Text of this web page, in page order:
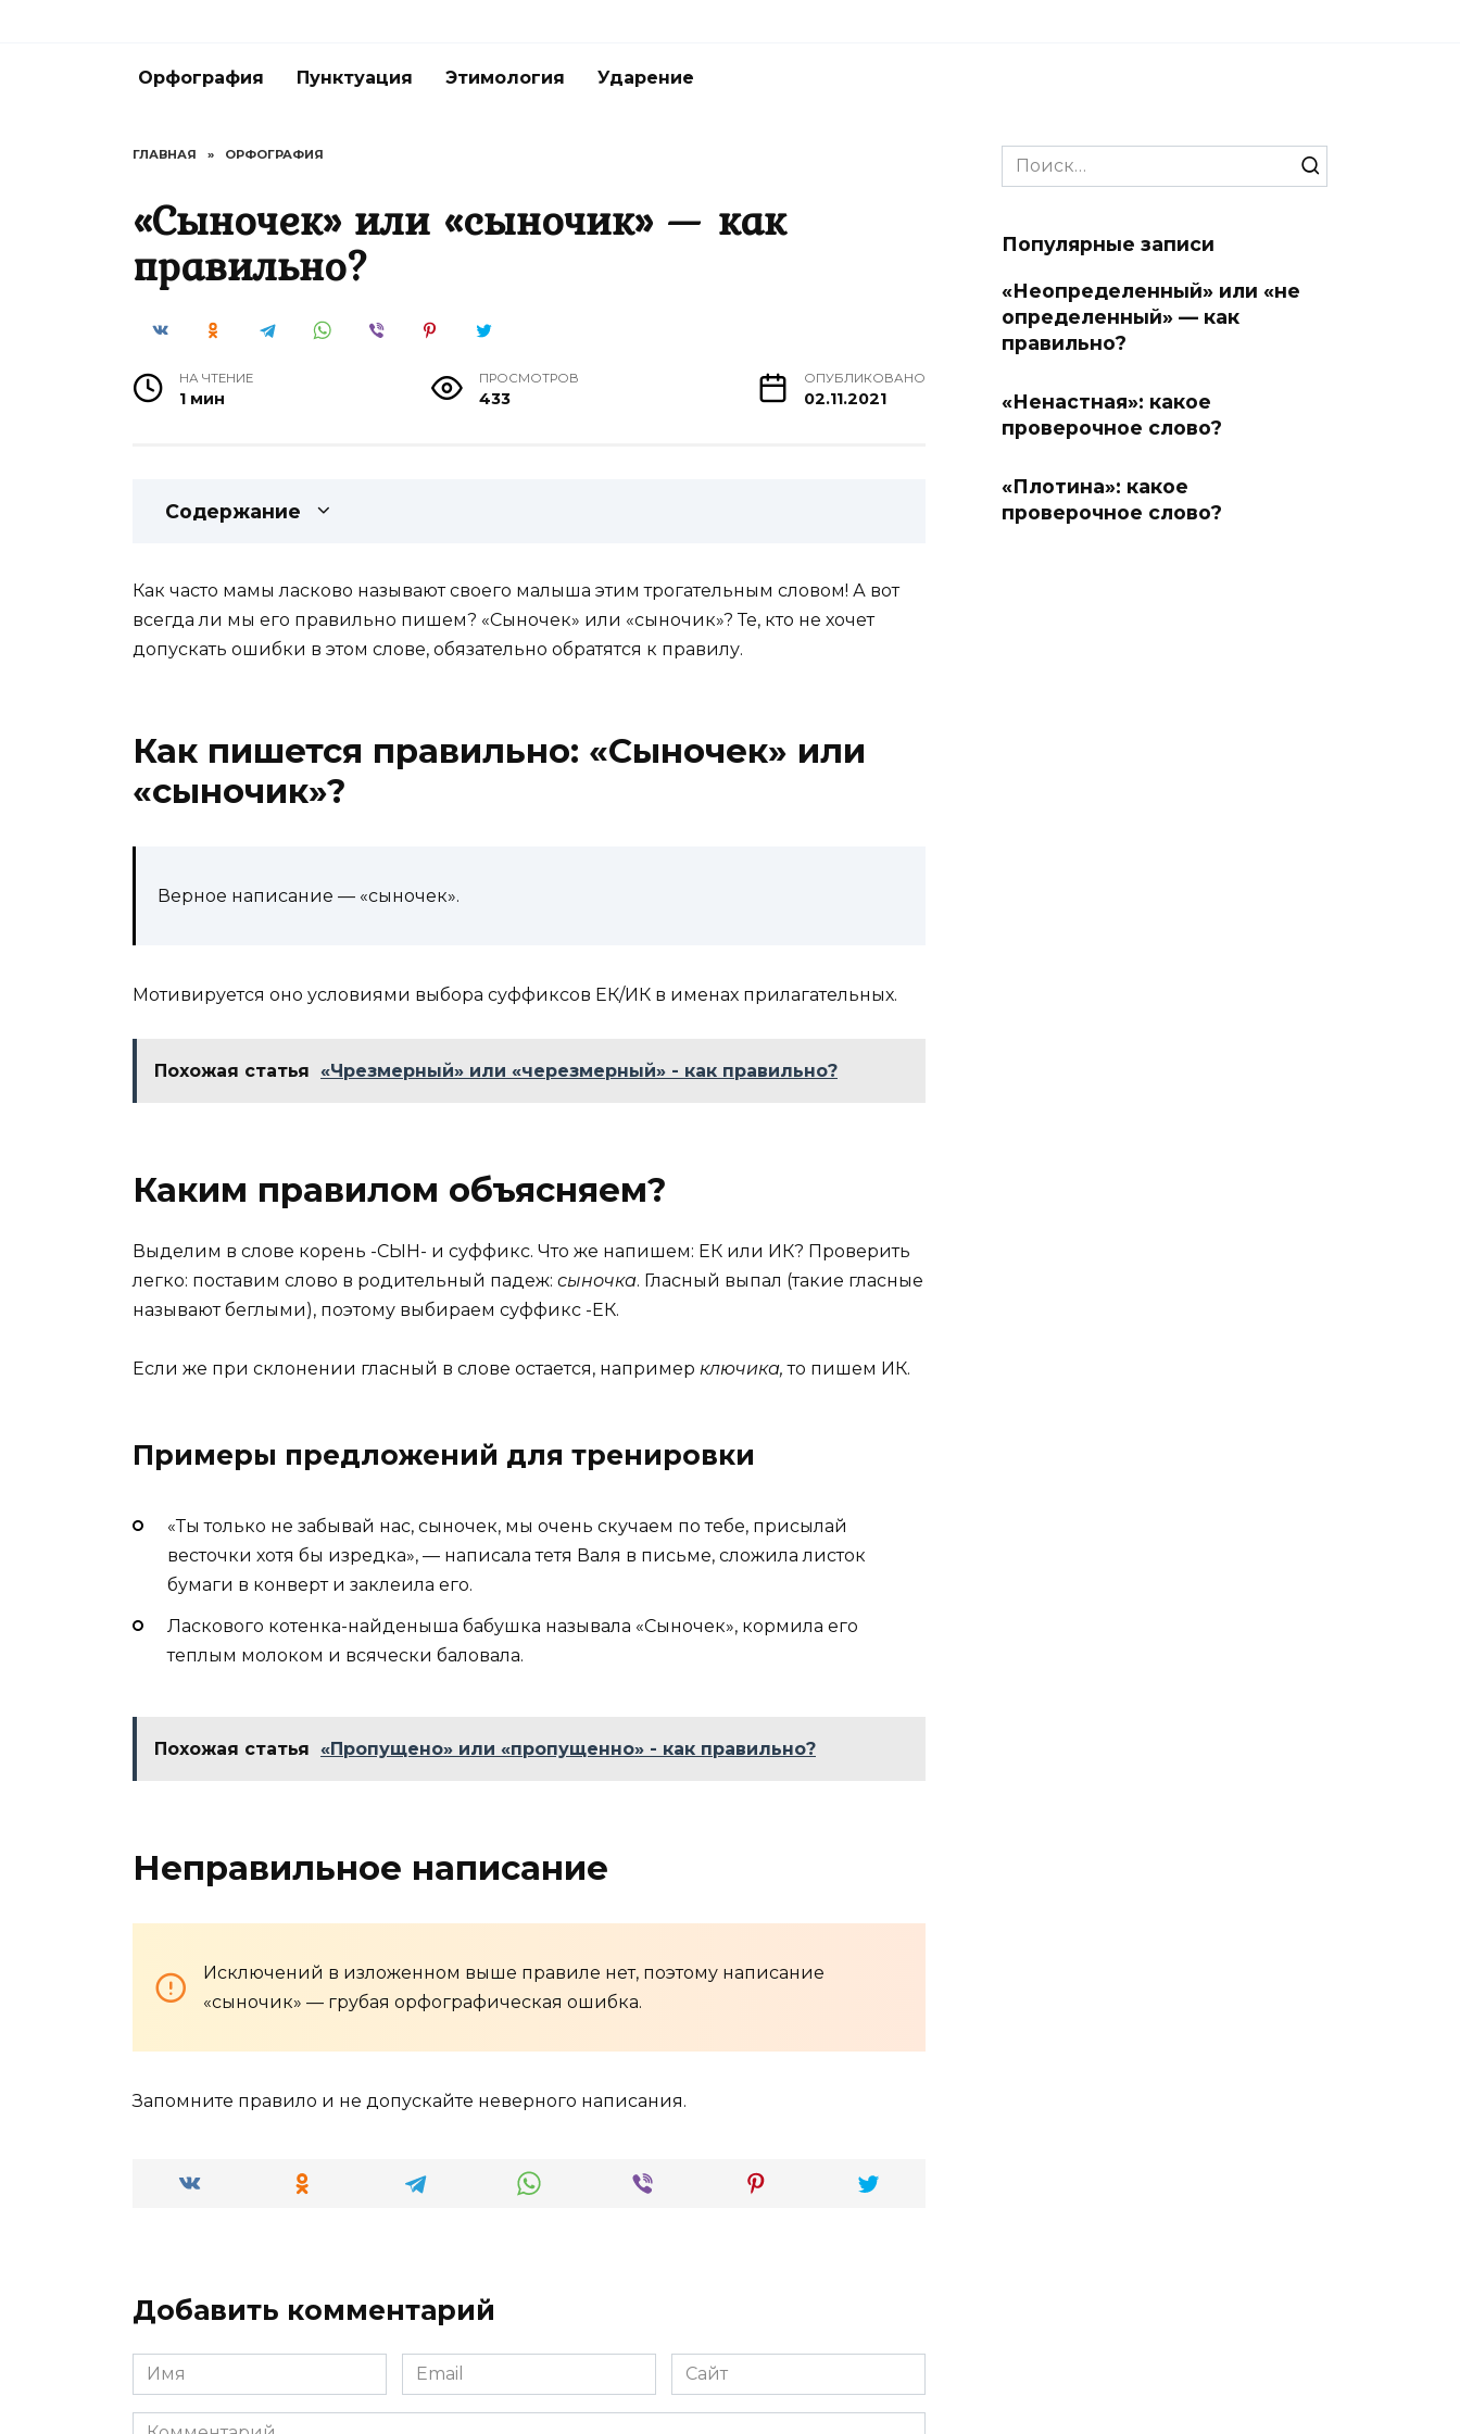
Орфография Пунктуация Этимология Ударение
ГЛАВНАЯ » ОРФОГРАФИЯ
«Сыночек» или «сыночик» — как
правильно?
НА ЧТЕНИЕ
1 мин
ПРОСМОТРОВ
433
ОПУБЛИКОВАНО
02.11.2021
Содержание
Как часто мамы ласково называют своего малыша этим трогательным словом! А вот
всегда ли мы его правильно пишем? «Сыночек» или «сыночик»? Те, кто не хочет
допускать ошибки в этом слове, обязательно обратятся к правилу.
Как пишется правильно: «Сыночек» или
«сыночик»?
Верное написание — «сыночек».
Мотивируется оно условиями выбора суффиксов ЕК/ИК в именах прилагательных.
Похожая статья «Чрезмерный» или «черезмерный» - как правильно?
Каким правилом объясняем?
Выделим в слове корень -СЫН- и суффикс. Что же напишем: ЕК или ИК? Проверить
легко: поставим слово в родительный падеж: сыночка. Гласный выпал (такие гласные
называют беглыми), поэтому выбираем суффикс -ЕК.
Если же при склонении гласный в слове остается, например ключика,то пишем ИК.
Примеры предложений для тренировки
«Ты только не забывай нас, сыночек, мы очень скучаем по тебе, присылай
весточки хотя бы изредка», — написала тетя Валя в письме, сложила листок
бумаги в конверт и заклеила его.
Ласкового котенка-найденыша бабушка называла «Сыночек», кормила его
теплым молоком и всячески баловала.
Похожая статья «Пропущено» или «пропущенно» - как правильно?
Неправильное написание
Исключений в изложенном выше правиле нет, поэтому написание
«сыночик» — грубая орфографическая ошибка.
Запомните правило и не допускайте неверного написания.
Добавить комментарий
Имя
*
Email
*
Сайт
Комментарий
Search
for:
Популярные записи
«Неопределенный» или «не
определенный» — как
правильно?
«Ненастная»: какое
проверочное слово?
«Плотина»: какое
проверочное слово?